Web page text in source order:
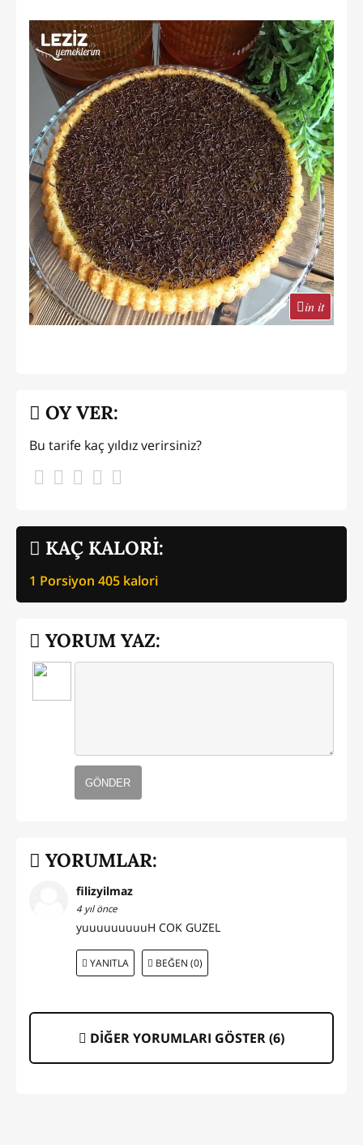
in it
KAÇ KALORİ:
1 Porsiyon 405 kalori
OY VER:
Bu tarife kaç yıldız verirsiniz?
YORUM YAZ:
GÖNDER
YORUMLAR:
filizyilmaz
4 yıl önce
yuuuuuuuuuH COK GUZEL
YANITLA BEĞEN (0)
DİĞER YORUMLARI GÖSTER (6)